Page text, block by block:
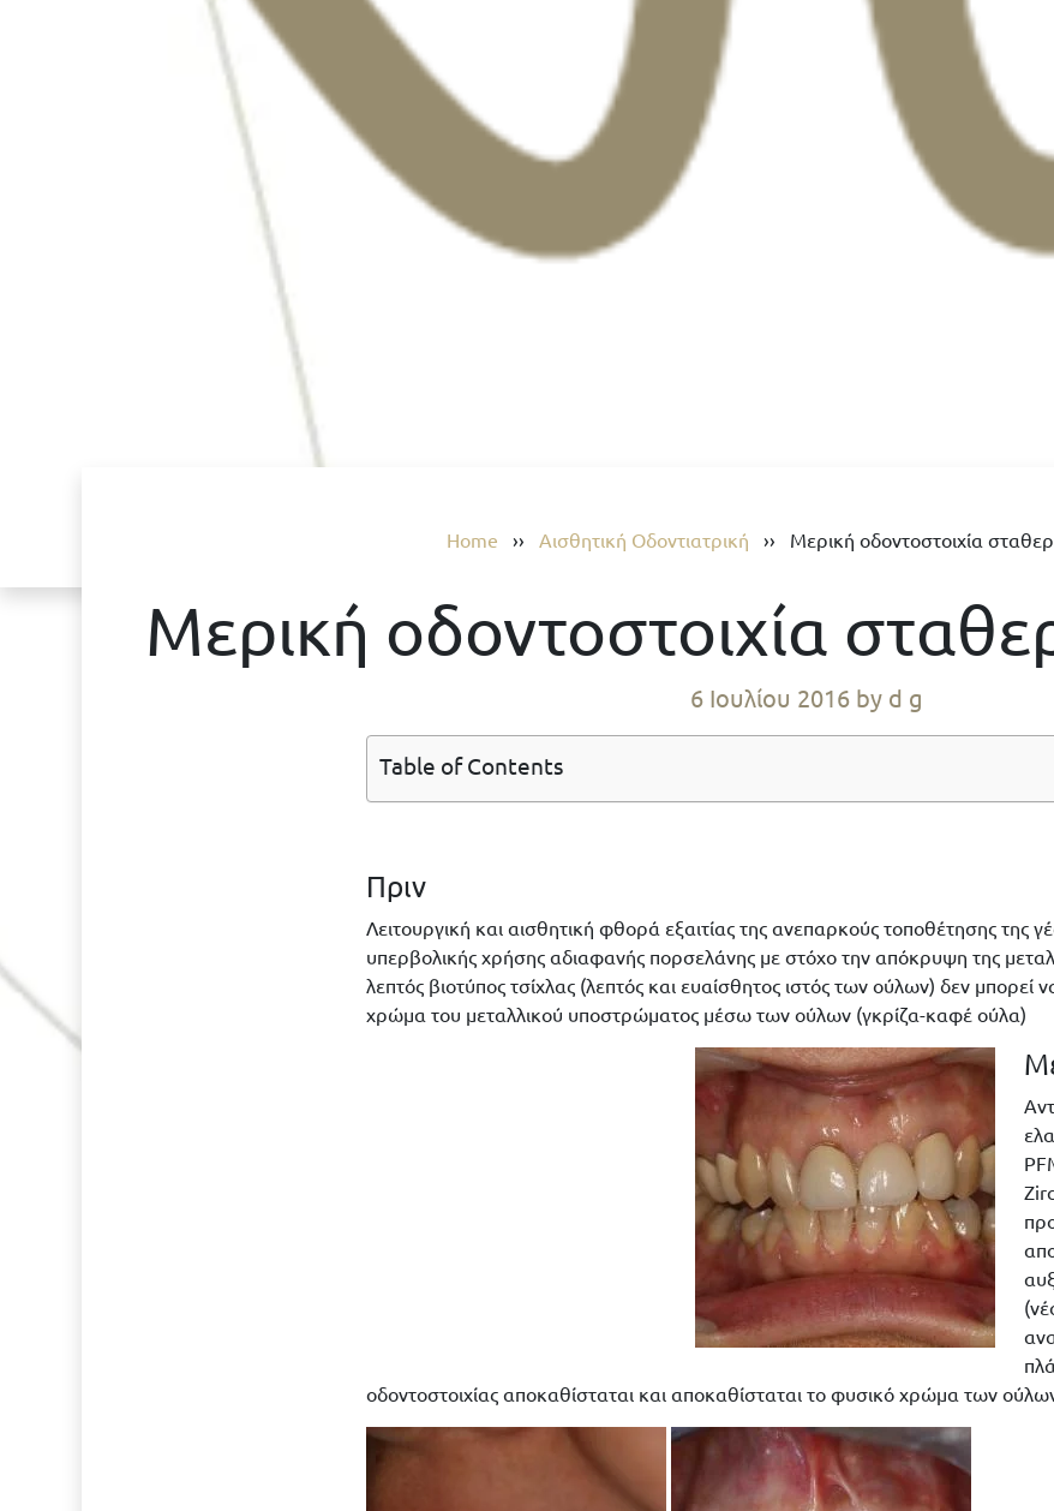
Home ›› Αισθητική Οδοντιατρική ›› Μερική οδοντοστοιχία
Μερική οδοντοστοιχία
6 Ιουλίου 2016 by d g
Table of Contents
Πριν
Λειτουργική και αισθητική φθορά εξαιτίας της ανεπαρκούς τοποθέτησης της
υπερβολικής χρήσης αδιαφανής πορσελάνης με στόχο την απόκρυψη της
λεπτός βιοτύπος τσίχλας (λεπτός και ευαίσθητος ιστός των ούλων) δεν μπορεί
χρώμα του μεταλλικού υποστρώματος μέσω των ούλων (γκρίζα-καφέ ούλα)
οδοντοστοιχίας αποκαθίσταται και αποκαθίσταται το φυσικό χρώμα των